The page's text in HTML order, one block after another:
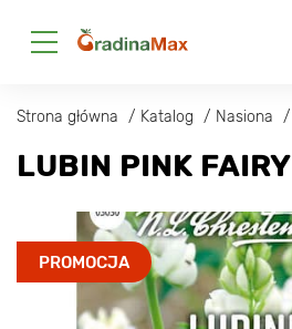
Strona główna Katalog Nasiona
LUBIN PINK FAIRY
PROMOCJA